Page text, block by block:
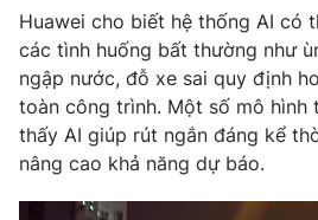
Huawei cho biết hệ thống AI có
các tình huống bất thường như
ngập nước, đỗ xe sai quy định
toàn công trình. Một số mô hình
thấy AI giúp rút ngắn đáng kể
nâng cao khả năng dự báo.